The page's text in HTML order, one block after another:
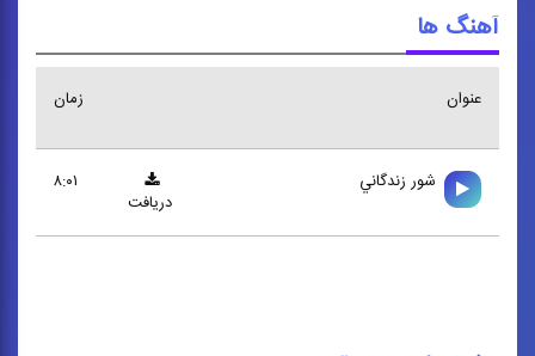
آهنگ ها
عنوان زمان
شور زندگاني
۸:۰۱
دریافت